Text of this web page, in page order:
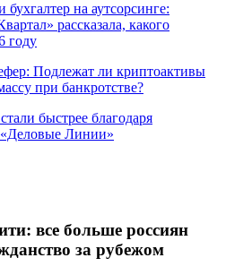
бухгалтер на аутсорсинге:
рассказала, какого
году
Подлежат ли криптоактивы
при банкротстве?
быстрее благодаря
Линии»
все больше россиян
за рубежом